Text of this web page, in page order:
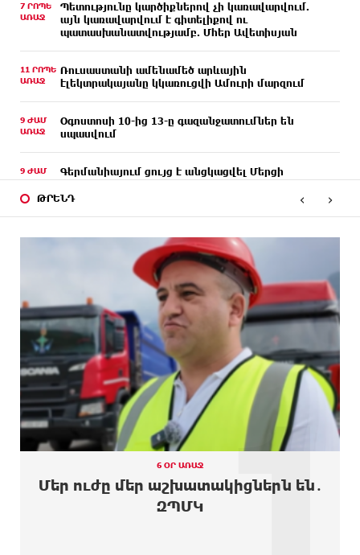
7 ՐՈՊԵ
ԱՌԱՋ
Պետությունը կարծիքներով չի կառավարվում.
այն կառավարվում է գիտելիքով ու
պատասխանատվությամբ. Մհեր Ավետիսյան
11 ՐՈՊԵ
ԱՌԱՋ
Ռուսաստանի ամենամեծ արևային
էլեկտրակայանը կկառուցվի Ամուրի մարզում
9 ԺԱՄ
ԱՌԱՋ
Օգոստոսի 10-ից 13-ը գազանջատումներ են
սպասվում
9 ԺԱՄ
ԱՌԱՋ
Գերմանիայում ցույց է անցկացվել Մերցի
միլիոն դիտում՝ 24 ժամում
23-ամյա ուսանողի մշակած հավելվածը
հարավկորեական App Store-ում շրջանցել է
նույնիսկ Google Maps-ը
10 ԺԱՄ
ԱՌԱՋ
Ռուսաստանի տարածքում ոչնչացվել է
ուկրաինական 360 անօդաչու թռչող սարք
10 ԺԱՄ
ԱՌԱՋ
Օգոստոսի 10-ին, 11-ին, 12-ին, 13-ին, 14-ին, 17-
ին, 18-ին և 20-ին հարյուրավոր հասցեներում
լույս չի լինելու
11 ԺԱՄ
Ողբերգական դեպք՝ Երևանում․ Կիևյան կամրջի
տակ հայտնաբերվել է տղամարդու մարմին
Ադրբեջանի Սարով գյուղում տանը 18-ամյա
աղջկա դի է հայտնաբերվել
ԹՐԵՆԴ
6 ՕՐ ԱՌԱՋ
Մեր ուժը մեր աշխատակիցներն են․
ԶՊՄԿ
1
‹ ›